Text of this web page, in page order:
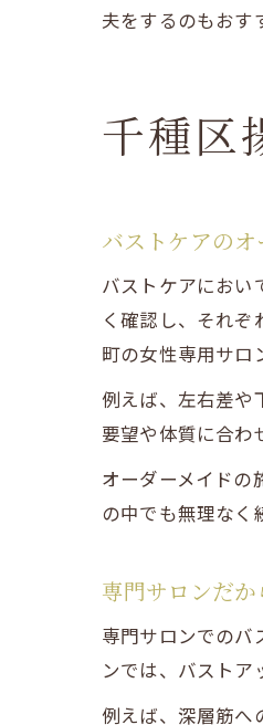
夫をするのもおす
千種区
バストケアの
バストケアにおい
く確認し、それ
町の女性専用サロ
例えば、左右差や
要望や体質に合わ
オーダーメイドの
の中でも無理なく
専門サロンだ
専門サロンでのバ
ンでは、バスト
例えば、深層筋へ